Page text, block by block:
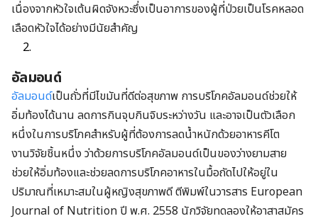
เนื่องจากหัวใจเต้นผิดจังหวะซึ่งเป็นอาการของผู้ที่ป่วยเป็นโรคหลอด
เลือดหัวใจได้อย่างมีนัยสำคัญ
อัลมอนด์
อัลมอนด์เป็นถั่วที่มีไขมันที่ดีต่อสุขภาพ การบริโภคอัลมอนด์ช่วยให้
อิ่มท้องได้นาน ลดการกินจุบกินจิบระหว่างวัน และอาจเป็นตัวเลือก
หนึ่งในการบริโภคสำหรับผู้ที่ต้องการลดน้ำหนักด้วยอาหารคีโต
งานวิจัยชิ้นหนึ่ง ว่าด้วยการบริโภคอัลมอนด์เป็นของว่างยามสาย
ช่วยให้อิ่มท้องและช่วยลดการบริโภคอาหารในมื้อถัดไปให้อยู่ใน
ปริมาณที่เหมาะสมในผู้หญิงสุขภาพดี ตีพิมพ์ในวารสาร European
Journal of Nutrition ปี พ.ศ. 2558 นักวิจัยทดลองให้อาสาสมัคร